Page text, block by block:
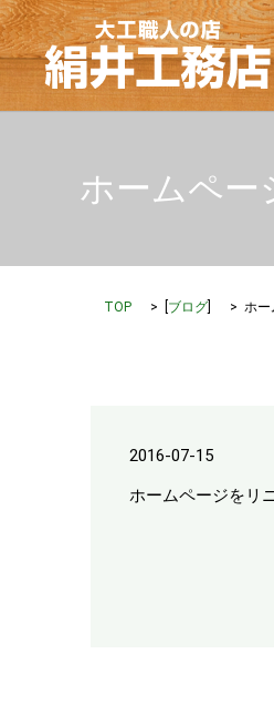
ホームペー
TOP ブログ ホー
2016-07-15
ホームページをリ